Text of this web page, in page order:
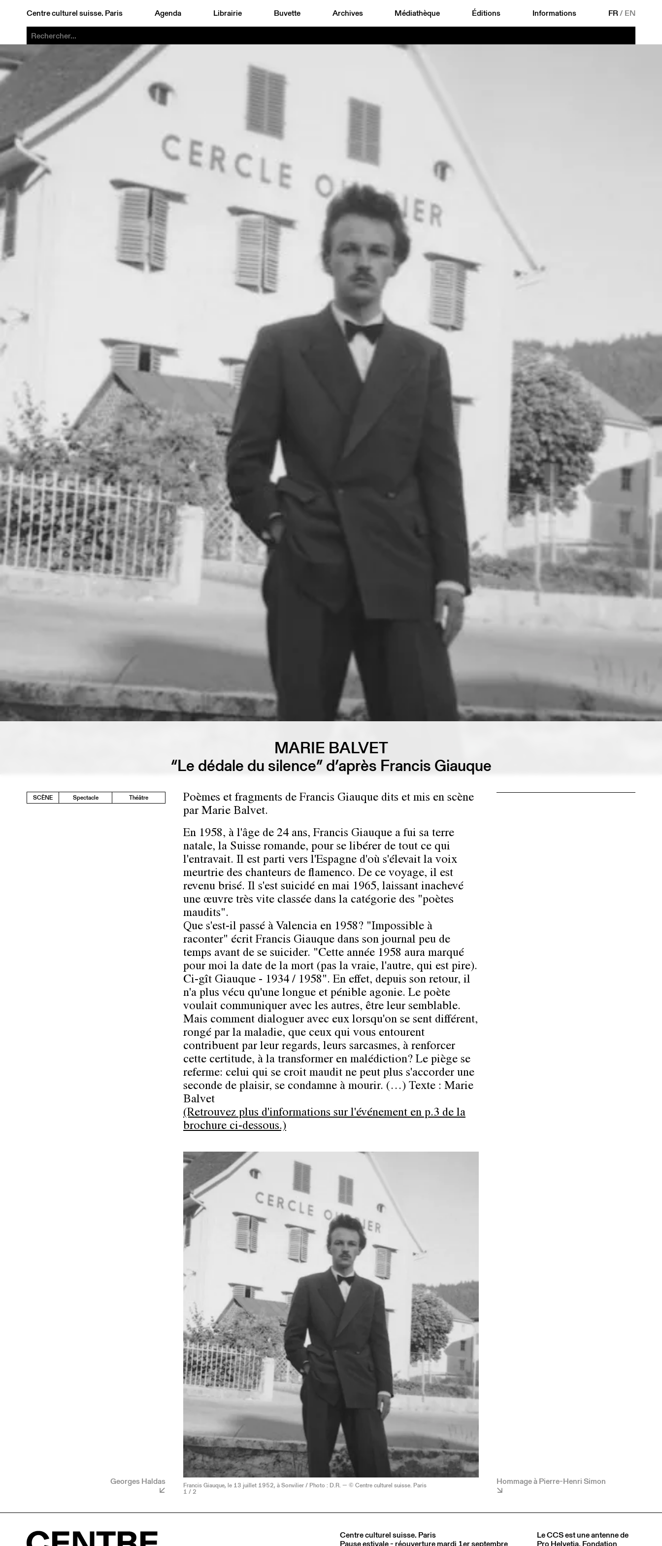
Centre culturel suisse. Paris Agenda Librairie Buvette Archives Médiathèque Éditions Informations FR/ EN
MARIE BALVET
“Le dédale du silence” d’après Francis Giauque
SCÈNE Spectacle Théâtre
Georges Haldas
Poèmes et fragments de Francis Giauque dits et mis en scène
par Marie Balvet.
En 1958, à l'âge de 24 ans, Francis Giauque a fui sa terre
natale, la Suisse romande, pour se libérer de tout ce qui
l'entravait. Il est parti vers l'Espagne d'où s'élevait la voix
meurtrie des chanteurs de flamenco. De ce voyage, il est
revenu brisé. Il s'est suicidé en mai 1965, laissant inachevé
une œuvre très vite classée dans la catégorie des "poètes
maudits".
Que s'est-il passé à Valencia en 1958? "Impossible à
raconter" écrit Francis Giauque dans son journal peu de
temps avant de se suicider. "Cette année 1958 aura marqué
pour moi la date de la mort (pas la vraie, l'autre, qui est pire).
Ci-gît Giauque - 1934 / 1958". En effet, depuis son retour, il
n'a plus vécu qu'une longue et pénible agonie. Le poète
voulait communiquer avec les autres, être leur semblable.
Mais comment dialoguer avec eux lorsqu'on se sent différent,
rongé par la maladie, que ceux qui vous entourent
contribuent par leur regards, leurs sarcasmes, à renforcer
cette certitude, à la transformer en malédiction? Le piège se
referme: celui qui se croit maudit ne peut plus s'accorder une
seconde de plaisir, se condamne à mourir. (…) Texte : Marie
Balvet
(Retrouvez plus d'informations sur l'événement en p.3 de la
brochure ci-dessous.)
Francis Giauque, le 13 juillet 1952, à Sonvilier / Photo : D.R. — © Centre culturel suisse. Paris
1 / 2
Hommage à Pierre-Henri Simon
Centre culturel suisse. Paris
Pause estivale - réouverture mardi 1er septembre
Le CCS est une antenne de
Pro Helvetia, Fondation